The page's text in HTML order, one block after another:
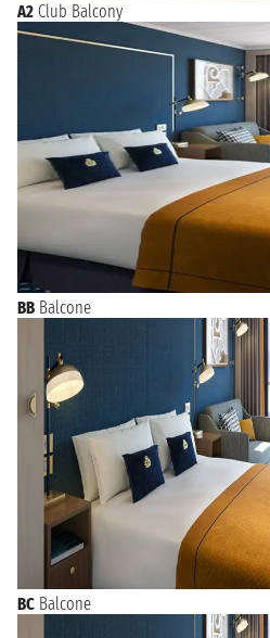
A2 Club Balcony
BB Balcone
BC Balcone